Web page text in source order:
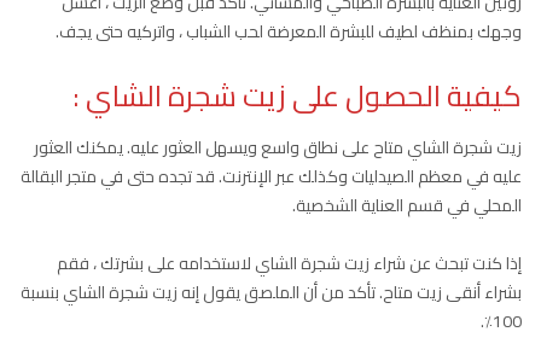
وجهك بمنظف لطيف للبشرة المعرضة لحب الشباب ، واتركيه حتى يجف.
كيفية الحصول على زيت شجرة الشاي:
زيت شجرة الشاي متاح على نطاق واسع ويسهل العثور عليه. يمكنك العثور
عليه في معظم الصيدليات وكذلك عبر الإنترنت. قد تجده حتى في متجر البقالة
المحلي في قسم العناية الشخصية.
إذا كنت تبحث عن شراء زيت شجرة الشاي لاستخدامه على بشرتك ، فقم
بشراء أنقى زيت متاح. تأكد من أن الملصق يقول إنه زيت شجرة الشاي بنسبة
100٪.